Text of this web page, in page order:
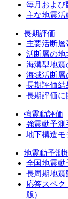
毎月および
主な地震活
長期評価
主要活断層
活断層の地
海溝型地震
海域活断層
長期評価結
長期評価に
強震動評価
強震動予測
地下構造モ
地震動予測
全国地震動
長周期地震
応答スペ
版）